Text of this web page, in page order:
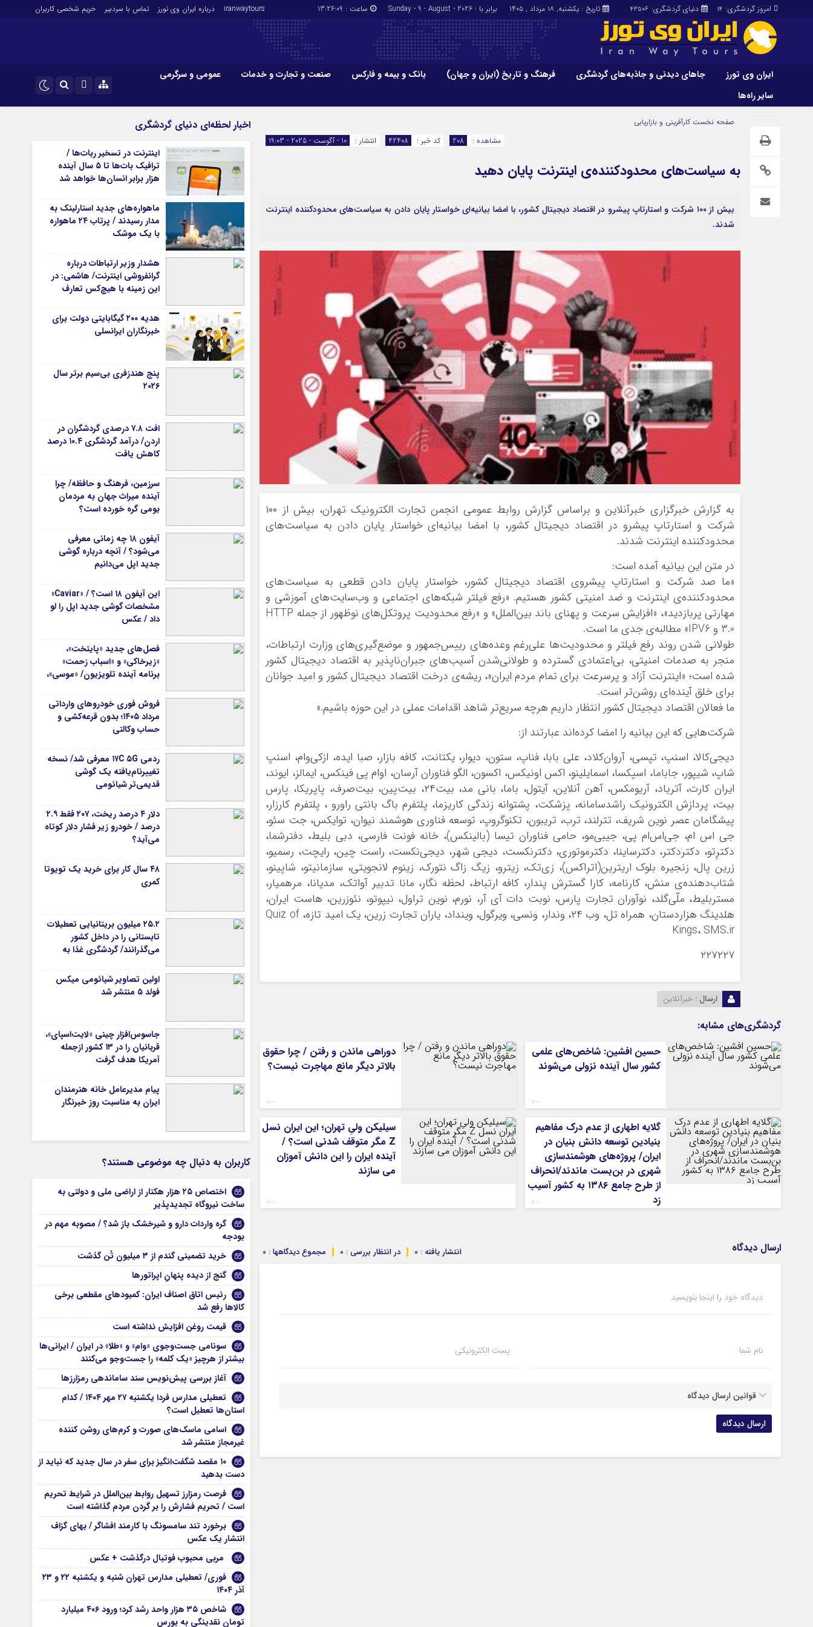
دنیای گردشگری: 43506 امروز گردشگری: 14 تاریخ : یکشنبه, ۱۸ مرداد , ۱۴۰۵ برابر با : Sunday - 9 - August - 2026 ساعت : 13:26:10
iranwaytours درباره ایران وی تورز تماس با سردبیر حریم شخصی کاربران
ایران وی تورز جاهای دیدنی و جاذبه‌های گردشگری فرهنگ و تاریخ (ایران و جهان) بانک و بیمه و فارکس صنعت و تجارت و خدمات
عمومی و سرگرمی
سایر راه‌ها
اینستاگرام
ایران وی تورز
شرایط بازنشر محتوا در ایران وی تورز
ایران سفر تور
غذا و رستوران
گزارش‌های خبری میراث فرهنگی
بانک و بیمه و فارکس
ارزدیجیتال
صنعت و تجارت و خدمات
اقتصاد گردشگری
خودرو
عمومی و سرگرمی
کارا دیلی
اخبار بانکی و اقتصادی
بلیط اتوبوس
مسیرهای نجف به کربلا
صفحه نخست کارآفرینی و بازاریابی
انتشار :
10 - آگوست - 2025 - 19:03 کد خبر : 42408 مشاهده : 208
به سیاست‌های محدودکننده‌ی اینترنت پایان دهید
بیش از ۱۰۰ شرکت و استارتاپ پیشرو در اقتصاد دیجیتال کشور، با امضا بیانیه‌ای خواستار پایان دادن به سیاست‌های محدودکننده اینترنت
شدند.
به گزارش خبرگزاری خبرآنلاین و براساس گزارش روابط عمومی انجمن تجارت الکترونیک تهران، بیش از ۱۰۰
شرکت و استارتاپ پیشرو در اقتصاد دیجیتال کشور، با امضا بیانیه‌ای خواستار پایان دادن به سیاست‌های
محدودکننده اینترنت شدند.
در متن این بیانیه آمده است:
«ما صد شرکت و استارتاپ پیشروی اقتصاد دیجیتال کشور، خواستار پایان دادن قطعی به سیاست‌های
محدودکننده‌ی اینترنت و ضد امنیتی کشور هستیم. «رفع فیلتر شبکه‌های اجتماعی و وب‌سایت‌های آموزشی و
مهارتی پربازدید»، «افزایش سرعت و پهنای باند بین‌الملل» و «رفع محدودیت پروتکل‌های نوظهور از جمله HTTP
3.0 و IPV6» مطالبه‌ی جدی ما است.
طولانی شدن روند رفع فیلتر و محدودیت‌ها علی‌رغم وعده‌های رییس‌جمهور و موضع‌گیری‌های وزارت ارتباطات،
منجر به صدمات امنیتی، بی‌اعتمادی گسترده و طولانی‌شدن آسیب‌های جبران‌ناپذیر به اقتصاد دیجیتال کشور
شده است؛ «اینترنت آزاد و پرسرعت برای تمام مردم ایران»، ریشه‌ی درخت اقتصاد دیجیتال کشور و امید جوانان
برای خلق آینده‌ای روشن‌تر است.
ما فعالان اقتصاد دیجیتال کشور انتظار داریم هرچه سریع‌تر شاهد اقدامات عملی در این حوزه باشیم.»
شرکت‌هایی که این بیانیه را امضا کرده‌اند عبارتند از:
دیجی‌کالا، اسنپ، تپسی، آروان‌کلاد، علی بابا، فناپ، ستون، دیوار، یکتانت، کافه بازار، صبا ایده، ازکی‌وام، اسنپ
شاپ، شیپور، جاباما، اسپکسا، اسمایلینو، اکس اونیکس، اکسون، الگو فناوران آرسان، اوام پی فینکس، ایمالز، ایوند،
ایران کارت، آتریاد، آریومکس، آهن آنلاین، آیتول، باما، بانی مد، بیت۲۴، بیت‌پین، بیت‌صرف، پاپریکا، پارس
بیت، پردازش الکترونیک راشدسامانه، پزشکت، پشتوانه زندگی کاریزما، پلتفرم باگ بانتی راورو ، پلتفرم کارزار،
پیشگامان عصر نوین شریف، تترلند، ترب، تریبون، تکنوگروپ، توسعه فناوری هوشمند نیوان، توایکس، جت سئو،
جی اس ام، جی‌اس‌ام پی، جیبی‌مو، حامی فناوران تیسا (بالینکس)، خانه فونت فارسی، دبی بلیط، دفترشما،
دکترِتو، دکتردکتر، دکترساینا، دکترموتوری، دکترنکست، دیجی شهر، دیجی‌نکست، راست چین، رایچت، رسمیو،
زرین پال، زنجیره بلوک اریترین(اتراکس)، زی‌تک، زیترو، زیگ زاگ نتورک، زینوم لانجویتی، سازمانیتو، شاپینو،
شتاب‌دهنده‌ی منش، کارنامه، کارا گسترش پندار، کافه ارتباط، لحظه نگار، مانا تدبیر آواتک، مدیانا، مرهمیار،
مستربلیط، ملّی‌گلد، نوآوران تجارت پارس، نوبت دات آی آر، نورم، نوین تراول، نیپوتو، نئوزرین، هاست ایران،
هلدینگ هزاردستان، همراه تل، وب ۲۴، وندار، ونسی، ویرگول، وینداد، یاران تجارت زرین، یک امید تازه، Quiz of
Kings، SMS.ir
۲۲۷۲۲۷
ارسال : خبرآنلاین
گردشگری‌های مشابه:
حسین افشین: شاخص‌های علمی
کشور سال آینده نزولی می‌شوند
دوراهی ماندن و رفتن / چرا حقوق
بالاتر دیگر مانع مهاجرت نیست؟
گلایه اطهاری از عدم درک مفاهیم
بنیادین توسعه دانش بنیان در
ایران/ پروژه‌های هوشمندسازی
شهری در بن‌بست ماندند/انحراف
از طرح جامع ۱۳۸۶ به کشور آسیب
زد
سیلیکن ولیِ تهران؛ این ایران نسل
Z مگر متوقف شدنی است؟ /
آینده ایران را این دانش آموزان
می سازند
ارسال دیدگاه مجموع دیدگاهها : 0 در انتظار بررسی : 0 انتشار یافته : 0
دیدگاه خود را اینجا بنویسید
نام شما پست الکترونیکی
قوانین ارسال دیدگاه
اخبار لحظه‌ای دنیای گردشگری
اینترنت در تسخیر ربات‌ها /
ترافیک بات‌ها تا ۵ سال آینده
هزار برابر انسان‌ها خواهد شد
ماهواره‌های جدید استارلینک به
مدار رسیدند / پرتاب ۲۴ ماهواره
با یک موشک
هشدار وزیر ارتباطات درباره
گرانفروشی اینترنت/ هاشمی: در
این زمینه با هیچ‌کس تعارف
هدیه ۲۰۰ گیگابایتی دولت برای
خبرنگاران ایرانسلی
پنج هندزفری بی‌سیم برتر سال
۲۰۲۶
افت ۷.۸ درصدی گردشگران در
اردن/ درآمد گردشگری ۱۰.۴ درصد
کاهش یافت
سرزمین، فرهنگ و حافظه/ چرا
آینده میراث جهان به مردمان
بومی گره خورده است؟
آیفون ۱۸ چه زمانی معرفی
می‌شود؟ / آنچه درباره گوشی
جدید اپل می‌دانیم
این آیفون ۱۸ است؟ / «Caviar»
مشخصات گوشی جدید اپل را لو
داد / عکس
فصل‌های جدید «پایتخت»،
«زیرخاکی» و «اسباب زحمت»
برنامه آینده تلویزیون/ «موسی»،
جدید دیگر هم می‌آیند
فروش فوری خودروهای وارداتی
مرداد ۱۴۰۵؛ بدون قرعه‌کشی و
حساب وکالتی
ردمی ۱۷C ۵G معرفی شد/ نسخه
تغییرنام‌یافته یک گوشی
قدیمی‌تر شیائومی
دلار ۴ درصد ریخت، ۲۰۷ فقط ۲.۹
درصد / خودرو زیر فشار دلار کوتاه
می‌آید؟
۴۸ سال کار برای خرید یک تویوتا
کمری
۲۵.۲ میلیون بریتانیایی تعطیلات
تابستانی را در داخل کشور
می‌گذرانند/ گردشگری غذا به
تبدیل شد
اولین تصاویر شیائومی میکس
فولد ۵ منتشر شد
جاسوس‌افزار چینی «لایت‌اسپای»،
قربانیان را در ۱۳ کشور ازجمله
آمریکا هدف گرفت
پیام مدیرعامل خانه هنرمندان
ایران به مناسبت روز خبرنگار
کاربران به دنبال چه موضوعی هستند؟
اختصاص ۲۵ هزار هکتار از اراضی ملی و دولتی به
ساخت نیروگاه‌ تجدیدپذیر
گره واردات دارو و شیرخشک باز شد؟ / مصوبه مهم در
بودجه
خرید تضمینی گندم از ۳ میلیون تُن گذشت
گنج از دیده پنهانِ اپراتورها
رئیس اتاق اصناف ایران: کمبودهای مقطعی برخی
کالاها رفع شد
قیمت روغن افزایش نداشته است
سونامی جست‌وجوی «وام» و «طلا» در ایران / ایرانی‌ها
بیشتر از هرچیز «یک کلمه» را جست‌وجو می‌کنند
آغاز بررسی پیش‌نویس سند ساماندهی رمزارزها
تعطیلی مدارس فردا یکشنبه ۲۷ مهر ۱۴۰۴ / کدام
استان‌ها تعطیل است؟
اسامی ماسک‌های صورت و کرم‌های روشن کننده
غیرمجاز منتشر شد
۱۰ مقصد شگفت‌انگیز برای سفر در سال جدید که نباید از
دست بدهید
فرصت رمزارز تسهیل روابط بین‌الملل در شرایط تحریم
است / تحریم فشارش را بر گردن مردم گذاشته است
برخورد تند سامسونگ با کارمند افشاگر / بهای گزاف
انتشار یک عکس
مربی محبوب فوتبال درگذشت + عکس
فوری/ تعطیلی مدارس تهران شنبه و یکشنبه ۲۲ و ۲۳
آذر ۱۴۰۴
شاخص ۳۵ هزار واحد رشد کرد؛ ورود ۴۰۶ میلیارد
تومان نقدینگی به بورس